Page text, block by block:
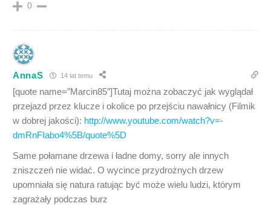
0
AnnaS 14 lat temu
[quote name=”Marcin85″]Tutaj można zobaczyć jak wyglądał
przejazd przez klucze i okolice po przejściu nawałnicy (Filmik
w dobrej jakości): http://www.youtube.com/watch?v=-
dmRnFIabo4%5B/quote%5D
Same połamane drzewa i ładne domy, sorry ale innych
zniszczeń nie widać. O wycince przydrożnych drzew
upomniała się natura ratując być może wielu ludzi, którym
zagrażały podczas burz